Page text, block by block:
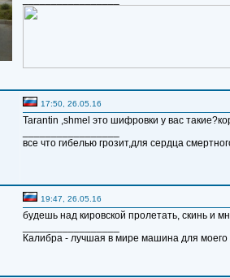
17:50, 26.05.16
Tarantin ,shmel это шифровки у вас
все что гибелью грозит,для сердца
19:47, 26.05.16
будешь над кировской пролетать, скинь и
Калибра - лучшая в мире машина для моего